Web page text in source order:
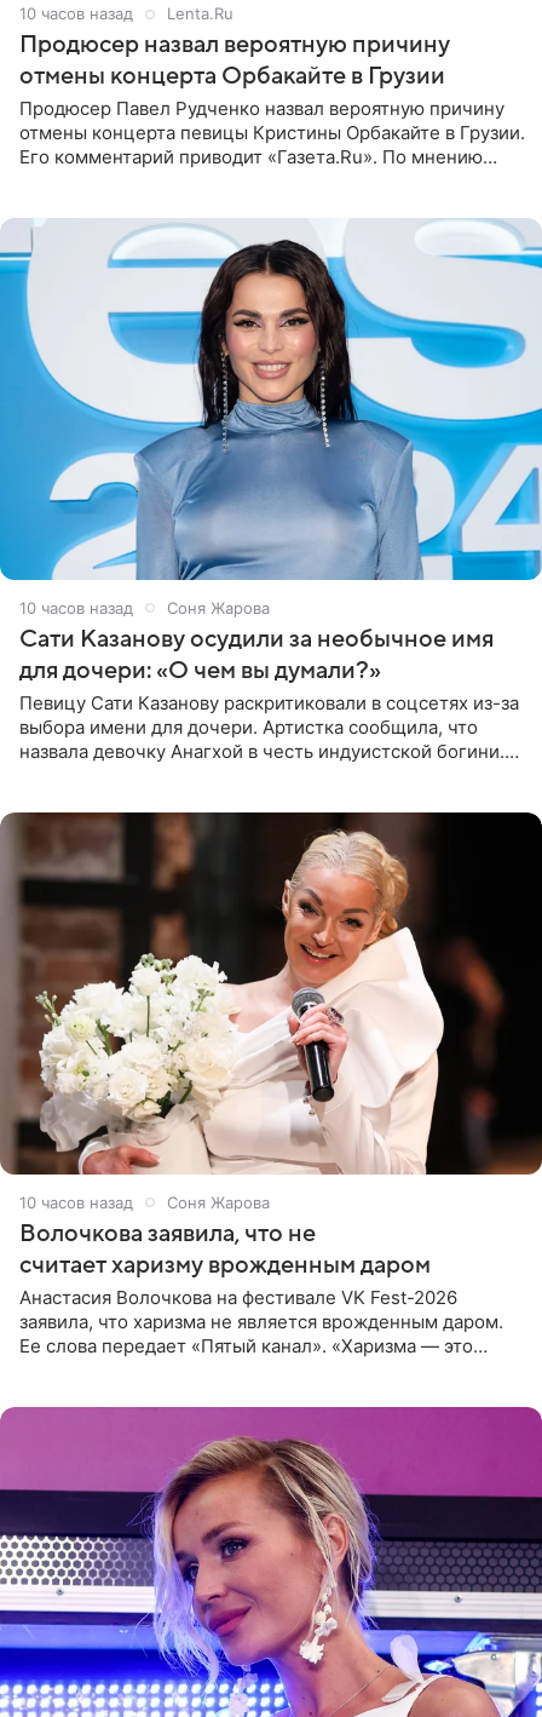
10 часов назад Lenta.Ru
Продюсер назвал вероятную причину
отмены концерта Орбакайте в Грузии
Продюсер Павел Рудченко назвал вероятную причину
отмены концерта певицы Кристины Орбакайте в Грузии.
Его комментарий приводит «Газета.Ru». По мнению
10 часов назад Соня Жарова
Сати Казанову осудили за необычное имя
для дочери: «О чем вы думали?»
Певицу Сати Казанову раскритиковали в соцсетях из-за
выбора имени для дочери. Артистка сообщила, что
назвала девочку Анагхой в честь индуистской богини.
10 часов назад Соня Жарова
Волочкова заявила, что не
считает харизму врожденным даром
Анастасия Волочкова на фестивале VK Fest-2026
заявила, что харизма не является врожденным даром.
Ее слова передает «Пятый канал». «Харизма — это